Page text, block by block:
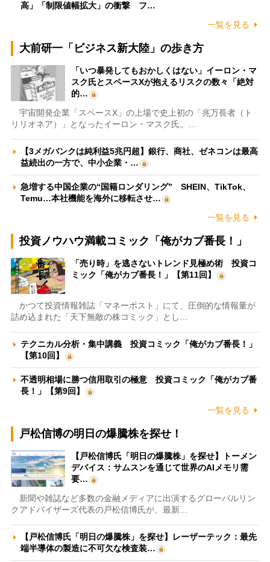
高」「制限値幅拡大」の衝撃 フ…
一覧を見る
大前研一「ビジネス新大陸」の歩き方
「いつ暴発してもおかしくはない」イーロン・マ
スク氏とスペースXが抱えるリスクの数々「絶対
的…
宇宙開発企業「スペースX」の上場で史上初の「兆万長者（ト
リリオネア）」となったイーロン・マスク氏。…
【3メガバンクは純利益5兆円超】銀行、商社、ゼネコンは最高
益続出の一方で、中小企業・…
急増する中国企業の“国籍ロンダリング” SHEIN、TikTok、
Temu…本社機能を海外に移転させ…
一覧を見る
投資ノウハウ満載コミック「俺がカブ番長！」
「売り時」を逃さないトレンド見極め術 投資コ
ミック「俺がカブ番長！」【第11回】
かつて投資情報雑誌「マネーポスト」にて、圧倒的な情報量が
詰め込まれた「天下無敵の株コミック」とし…
テクニカル分析・集中講義 投資コミック「俺がカブ番長！」
【第10回】
不透明相場に勝つ信用取引の極意 投資コミック「俺がカブ番
長！」【第9回】
一覧を見る
戸松信博の明日の爆騰株を探せ！
【戸松信博氏「明日の爆騰株」を探せ】トーメン
デバイス：サムスンを通じて世界のAIメモリ需
要…
新聞や雑誌など多数の金融メディアに出演するグローバルリン
クアドバイザーズ代表の戸松信博氏が、最新…
【戸松信博氏「明日の爆騰株」を探せ】レーザーテック：最先
端半導体の製造に不可欠な検査装…